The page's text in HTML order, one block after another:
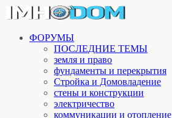
ФОРУМЫ
ПОСЛЕДНИЕ ТЕМЫ
земля и право
фундаменты и перекрытия
Стройка и Домовладение
стены и конструкции
электричество
коммуникации и отопление